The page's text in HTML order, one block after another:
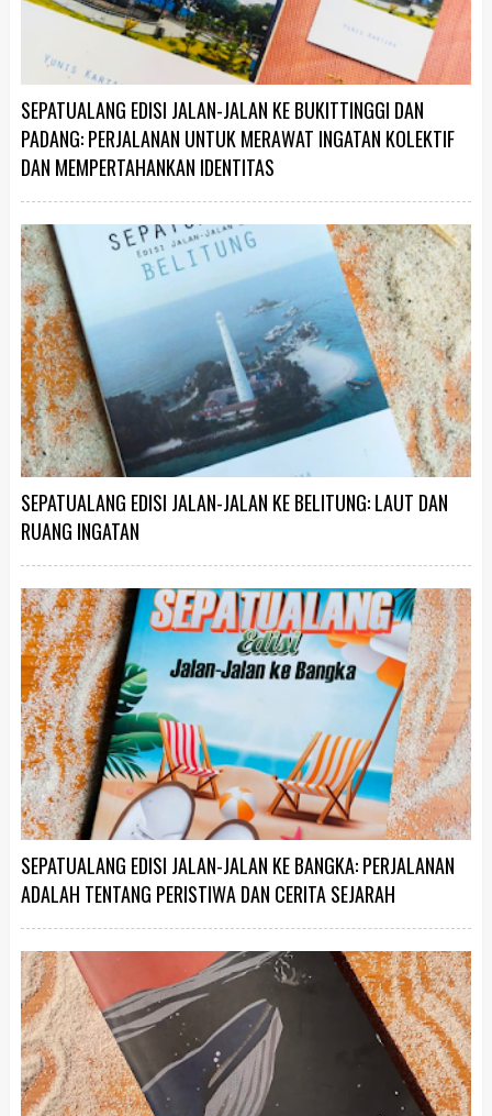
SEPATUALANG EDISI JALAN-JALAN KE BUKITTINGGI DAN
PADANG: PERJALANAN UNTUK MERAWAT INGATAN KOLEKTIF
DAN MEMPERTAHANKAN IDENTITAS
SEPATUALANG EDISI JALAN-JALAN KE BELITUNG: LAUT DAN
RUANG INGATAN
SEPATUALANG EDISI JALAN-JALAN KE BANGKA: PERJALANAN
ADALAH TENTANG PERISTIWA DAN CERITA SEJARAH